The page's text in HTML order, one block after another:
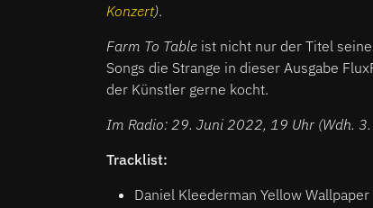
Konzert).
Farm To Table ist nicht nur der Titel
Songs die Strange in dieser Ausgabe
der Künstler gerne kocht.
Im Radio: 29. Juni 2022, 19 Uhr (Wdh.
Tracklist:
Daniel Kleederman Yellow Wallpaper